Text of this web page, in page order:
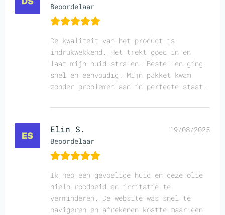
Beoordelaar
De kwaliteit van het product is
indrukwekkend. Het trekt goed in en
laat mijn huid stralen. Bestellen ging
snel en eenvoudig. Mijn pakket kwam
zonder problemen aan in perfecte staat.
Elin S.
Beoordelaar
19/08/2025
Ik heb een gevoelige huid en deze olie
hielp roodheid en irritatie te
verminderen. De website was snel te
navigeren en afrekenen kostte maar een